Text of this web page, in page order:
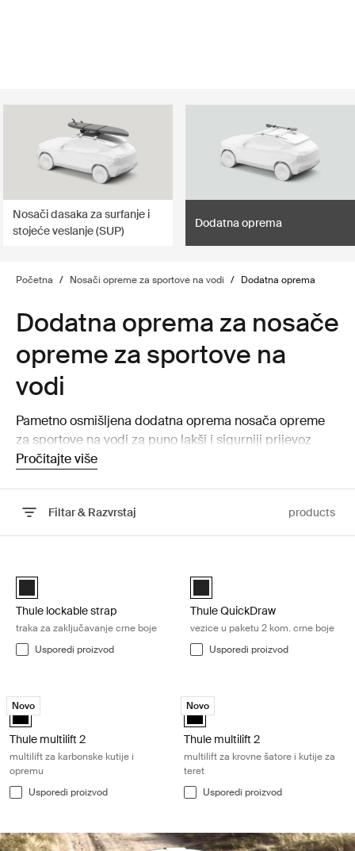
Nosači dasaka za surfanje i
stojeće veslanje (SUP)
Dodatna oprema
Početna / Nosači opreme za sportove na vodi / Dodatna oprema
Dodatna oprema za nosače
opreme za sportove na
vodi
Pametno osmišljena dodatna oprema nosača opreme
za sportove na vodi za puno lakši i sigurniji prijevoz
takve opreme.
Pročitajte više
Filtar & Razvrstaj products
Black (selected)
Thule lockable strap
traka za zaključavanje crne boje
Usporedi proizvod
Black (selected)
Thule QuickDraw
vezice u paketu 2 kom. crne boje
Usporedi proizvod
Thule multilift 2 multilift za karbonske kutije i opremu Black
Novo
black (selected)
Thule multilift 2
multilift za karbonske kutije i
opremu
Usporedi proizvod
Thule multilift 2 multilift za krovne
Novo
black (selected)
Thule multilift 2
multilift za krovne šatore i kutije za
teret
Usporedi proizvod